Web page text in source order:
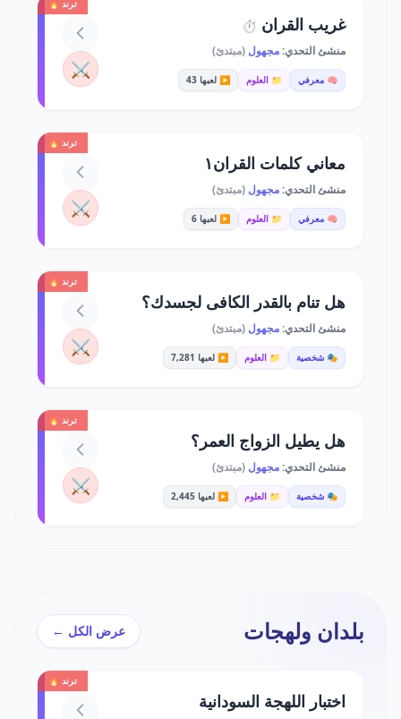
ترند 🔥
غريب القران ⏱️
منشئ التحدي:مجهول (مبتدئ)
🧠 معرفي 📁 العلوم ▶️ لعبها 43 ⚔️
ترند 🔥
معاني كلمات القران١
منشئ التحدي:مجهول (مبتدئ)
🧠 معرفي 📁 العلوم ▶️ لعبها 6 ⚔️
ترند 🔥
هل تنام بالقدر الكافى لجسدك؟
منشئ التحدي:مجهول (مبتدئ)
🎭 شخصية 📁 العلوم ▶️ لعبها 7,281 ⚔️
ترند 🔥
هل يطيل الزواج العمر؟
منشئ التحدي:مجهول (مبتدئ)
🎭 شخصية 📁 العلوم ▶️ لعبها 2,445 ⚔️
بلدان ولهجات عرض الكل ←
ترند 🔥
اختبار اللهجة السودانية